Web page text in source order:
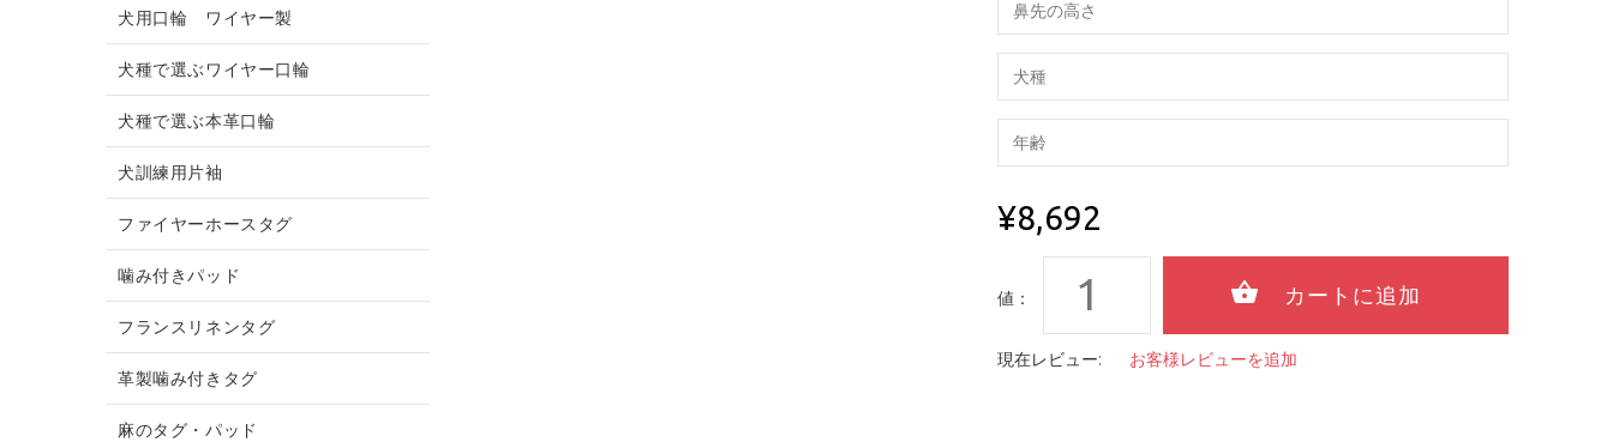
¥8,692
値：
現在レビュー: お客様レビューを追加
犬用口輪 ワイヤー製
犬種で選ぶワイヤー口輪
犬種で選ぶ本革口輪
犬訓練用片袖
ファイヤーホースタグ
噛み付きパッド
フランスリネンタグ
革製噛み付きタグ
麻のタグ・パッド